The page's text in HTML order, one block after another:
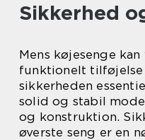
Sikkerhed
Mens køjesenge
funktionelt
sikkerheden
solid og stabil
og konstruktion.
øverste seng er en